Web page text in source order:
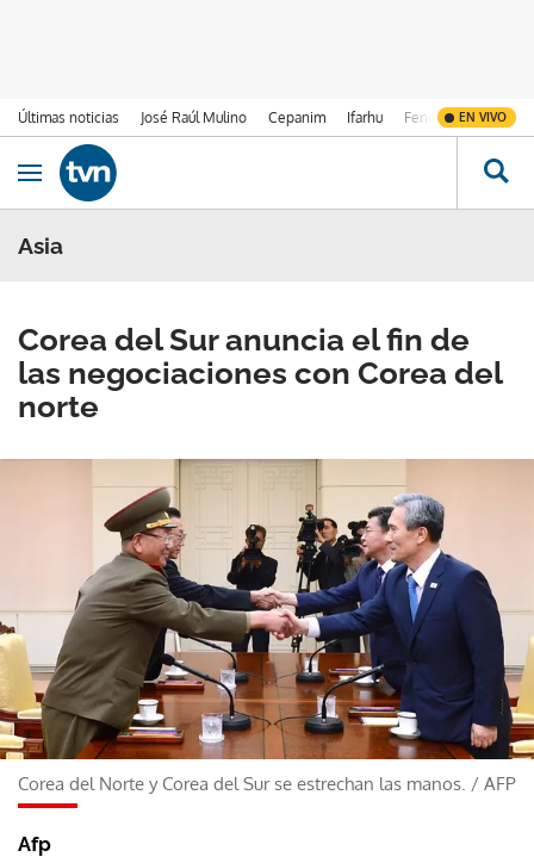
Últimas noticias José Raúl Mulino Cepanim Ifarhu Fenómeno de El
EN VIVO
Ir al contenido
Obrir navegació
Asia
Corea del Sur anuncia el fin de
las negociaciones con Corea del
norte
Corea del Norte y Corea del Sur se estrechan las manos. / AFP
Afp